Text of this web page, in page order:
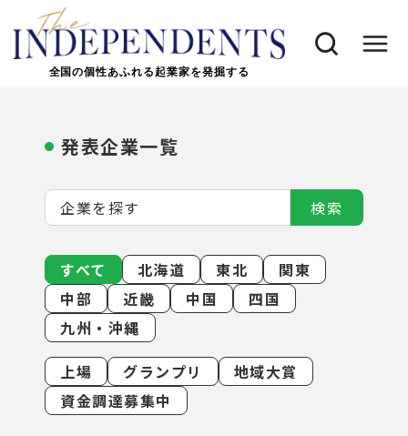
全国の個性あふれる起業家を発掘する
発表企業一覧
検索
すべて 北海道 東北
関東
中部
近畿 中国
四国
九州・沖縄
上場
グランプリ
地域大賞
資金調達募集中